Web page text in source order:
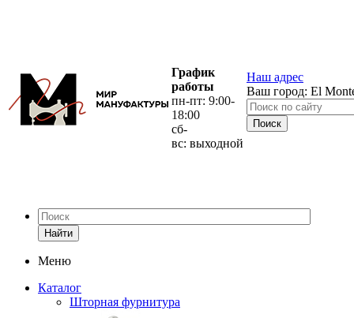
График
работы
пн-пт: 9:00-
18:00
сб-
вс: выходной
Наш адрес
Ваш город: El
Найти
Меню
Каталог
Шторная фурнитура